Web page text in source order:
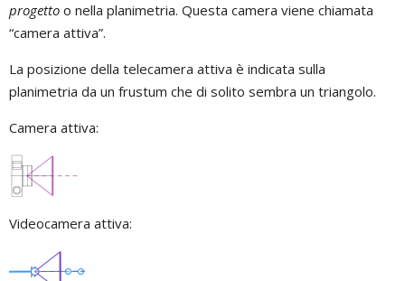
progetto o nella planimetria. Questa camera viene chiamata
“camera attiva”.
La posizione della telecamera attiva è indicata sulla
planimetria da un frustum che di solito sembra un triangolo.
Camera attiva:
Videocamera attiva: